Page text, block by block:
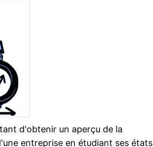
d'obtenir un aperçu de la
entreprise en étudiant ses états